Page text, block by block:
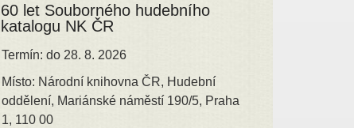
60 let Souborného hudebního
katalogu NK ČR
Termín: do 28. 8. 2026
Místo: Národní knihovna ČR, Hudební
oddělení, Mariánské náměstí 190/5, Praha
1, 110 00